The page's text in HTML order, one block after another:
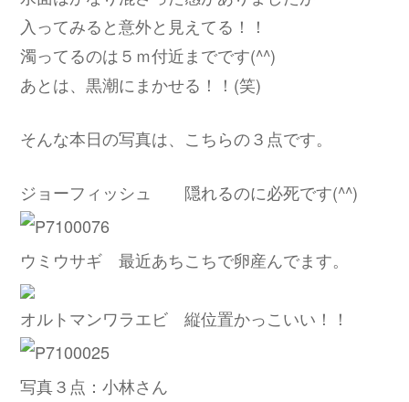
入ってみると意外と見えてる！！
濁ってるのは５ｍ付近までです(^^)
あとは、黒潮にまかせる！！(笑)
そんな本日の写真は、こちらの３点です。
ジョーフィッシュ 隠れるのに必死です(^^)
ウミウサギ 最近あちこちで卵産んでます。
オルトマンワラエビ 縦位置かっこいい！！
写真３点：小林さん